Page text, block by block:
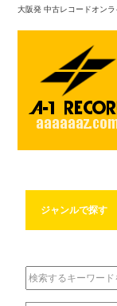
大阪発 中古レコードオン